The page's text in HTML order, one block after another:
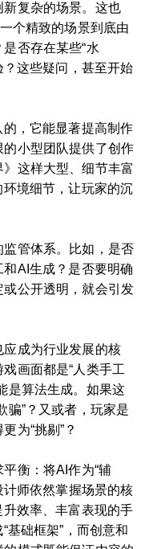
新复杂的场景。这也
个精致的场景到底由
否存在某些“水
？这些疑问，甚至开始
，它能显著提高制作
小型团队提供了创作
这样大型、细节丰富
境细节，让玩家的沉
管体系。比如，是否
AI生成？是否要明确
公开透明，就会引发
应成为行业发展的核
画面都是“人类手工
是算法生成。如果这
骗”？又或者，玩家是
为“挑剔”？
衡：将AI作为“辅
计师依然掌握场景的核
效率、丰富表现的手
基础框架”，而创意和